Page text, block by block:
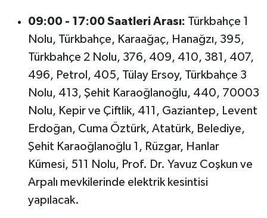
09:00 - 17:00 Saatleri Arası: Türkbahçe 1
Nolu, Türkbahçe, Karaağaç, Hanağzı, 395,
Türkbahçe 2 Nolu, 376, 409, 410, 381, 407,
496, Petrol, 405, Tülay Ersoy, Türkbahçe 3
Nolu, 413, Şehit Karaoğlanoğlu, 440, 70003
Nolu, Kepir ve Çiftlik, 411, Gaziantep, Levent
Erdoğan, Cuma Öztürk, Atatürk, Belediye,
Şehit Karaoğlanoğlu 1, Rüzgar, Hanlar
Kümesi, 511 Nolu, Prof. Dr. Yavuz Coşkun ve
Arpalı mevkilerinde elektrik kesintisi
yapılacak.